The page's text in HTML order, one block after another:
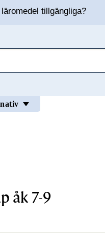
tillgängliga?
åk 7-9